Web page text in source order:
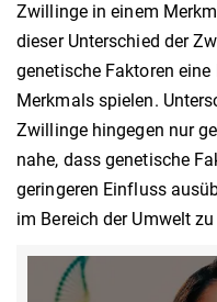
Zwillinge in einem
dieser Unterschied der
genetische Faktoren
Merkmals spielen.
Zwillinge hingegen nur
nahe, dass genetische
geringeren Einfluss
im Bereich der Umwelt